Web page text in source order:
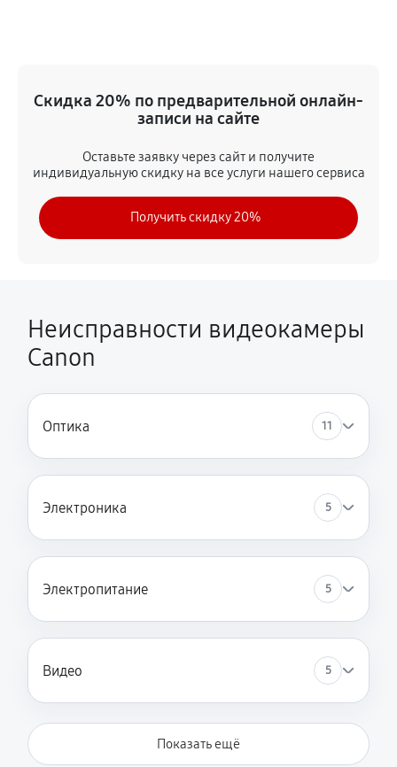
720 руб 60 минут
Замена микрофона
1310 руб 60 минут
Замена кнопки включения
Скидка 20% по предварительной онлайн-
записи на сайте
Оставьте заявку через сайт и получите
индивидуальную скидку на все услуги нашего сервиса
Получить скидку 20%
Неисправности видеокамеры
Canon
Оптика 11
Электроника 5
Электропитание 5
Видео 5
Показать ещё